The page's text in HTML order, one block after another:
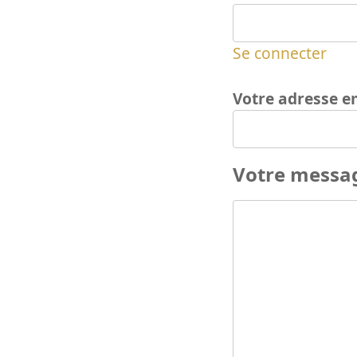
Se connecter
Votre adresse
Votre